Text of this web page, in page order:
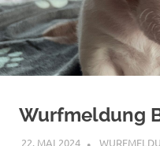
springen
Wurfmeldung
22. MAI 2024